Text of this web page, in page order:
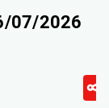
07/2026